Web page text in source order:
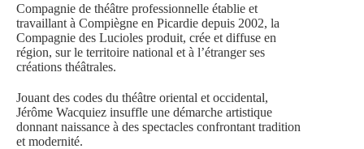
Compagnie de théâtre professionnelle établie et
travaillant à Compiègne en Picardie depuis 2002, la
Compagnie des Lucioles produit, crée et diffuse en
région, sur le territoire national et à l’étranger ses
créations théâtrales.
Jouant des codes du théâtre oriental et occidental,
Jérôme Wacquiez insuffle une démarche artistique
donnant naissance à des spectacles confrontant tradition
et modernité.